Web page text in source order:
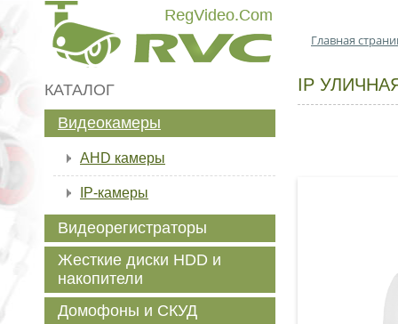
Главная
IP
КАТАЛОГ
Видеокамеры
AHD камеры
IP-камеры
Видеорегистраторы
Жесткие диски HDD и
накопители
Домофоны и СКУД